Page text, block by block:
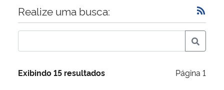
Ministério da Economia
Ministério da Infraestrutura
Início do conteúdo
Realize uma busca:
Exibindo 15 resultados Página 1